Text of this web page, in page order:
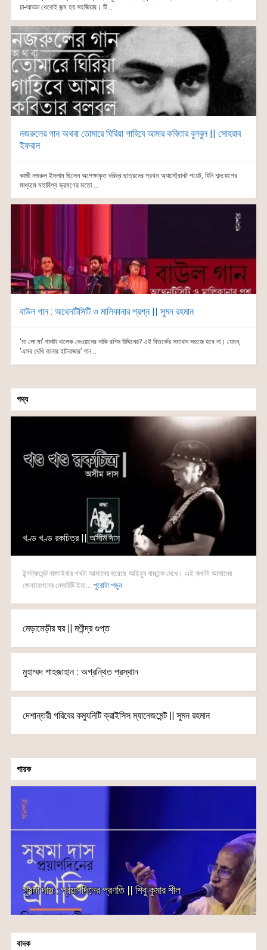
চা-আড্ডা থেকেই জন্ম হয় সহজিয়ার। টি...
নজরুলের গান অথবা তোমারে ঘিরিয়া গাহিবে আমার কবিতার বুলবুল || সোহরাব
ইফরান
কাজী নজরুল ইসলাম ছিলেন অপেক্ষাকৃত দরিদ্র ছাত্রদের প্রথম অ্যাস্ট্রোনট পয়েট, যিনি শব্দযোগের
মাধ্যমে মহাবিশ্ব ভ্রমণের মতো ...
বাউল গান : অথেনটিসিটি ও মালিকানার প্রশ্ন || সুমন রহমান
‘মা লো মা’ গানটা খালেক দেওয়ানের নাকি রশিদ উদ্দিনের? এই বিতর্কের সমাধান সহজে হবে না। যেমন,
‘এসব দেখি কানার হাটবাজার’ গান...
গদ্য
খণ্ড খণ্ড রকচিত্র || অসীম দাস
ইন্সট্রুমেন্ট বাজাইবার শখটা আমাদের হয়েছে আইয়ুব বাচ্চুকে দেখে। এই কথাটা আমাদের
জেনারেশনের মেজরিটি ইয়া...
পুরোটা পড়ুন
মেড়ামেড়ীর ঘর || মণীন্দ্র গুপ্ত
মুহাম্মদ শাহজাহান : অগ্রন্থিত প্রস্থান
দেশান্তরী গরিবের কম্যুনিটি ক্রাইসিস ম্যানেজমেন্ট || সুমন রহমান
গায়ক
সুষমা দাস : প্রয়াণদিনের প্রণতি || শিবু কুমার শীল
বাদক